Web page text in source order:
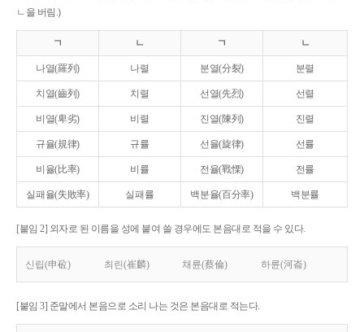
ㄴ을 버림.)
ㄱ ㄴ ㄱ ㄴ
나열(羅列) 나렬 분열(分裂) 분렬
치열(齒列) 치렬 선열(先烈) 선렬
비열(卑劣) 비렬 진열(陳列) 진렬
규율(規律) 규률 선율(旋律) 선률
비율(比率) 비률 전율(戰慄) 전률
실패율(失敗率) 실패률 백분율(百分率) 백분률
[붙임 2] 외자로 된 이름을 성에 붙여 쓸 경우에도 본음대로 적을 수 있다.
신립(申砬) 최린(崔麟) 채륜(蔡倫) 하륜(河崙)
[붙임 3] 준말에서 본음으로 소리 나는 것은 본음대로 적는다.